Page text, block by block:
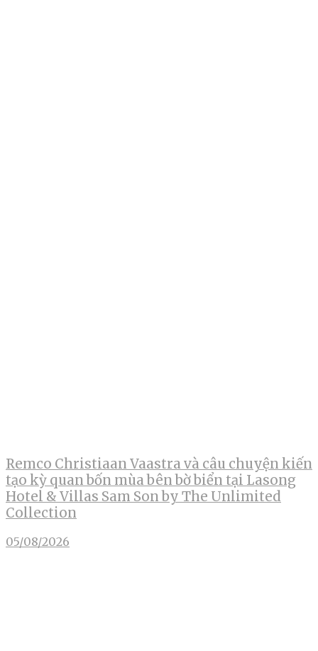
Remco Christiaan Vaastra và câu chuyện kiến
tạo kỳ quan bốn mùa bên bờ biển tại Lasong
Hotel & Villas Sam Son by The Unlimited
Collection
05/08/2026